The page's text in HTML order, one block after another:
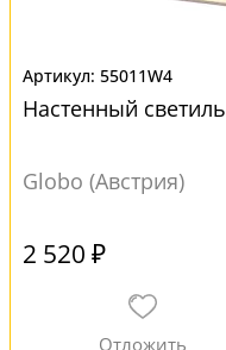
55011W4
Настенный
Globo (Австрия)
2 520 ₽